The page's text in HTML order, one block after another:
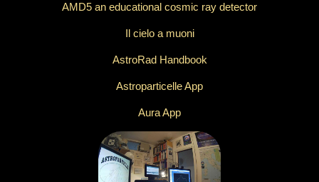
AMD5 an educational cosmic ray detector
Il cielo a muoni
AstroRad Handbook
Astroparticelle App
Aura App